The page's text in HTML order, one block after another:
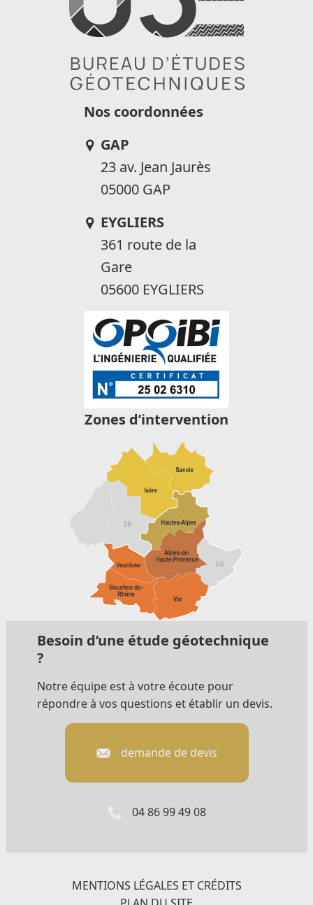
Nos coordonnées
GAP
23 av. Jean Jaurès
05000 GAP
EYGLIERS
361 route de la
Gare
05600 EYGLIERS
Zones d’intervention
Besoin d’une étude géotechnique
?
Notre équipe est à votre écoute pour
répondre à vos questions et établir un devis.
demande de devis
04 86 99 49 08
MENTIONS LÉGALES ET CRÉDITS